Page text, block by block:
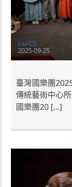
Liu-CS
2025-09-25
臺灣國樂團
傳統藝術中心
國樂團20 […]